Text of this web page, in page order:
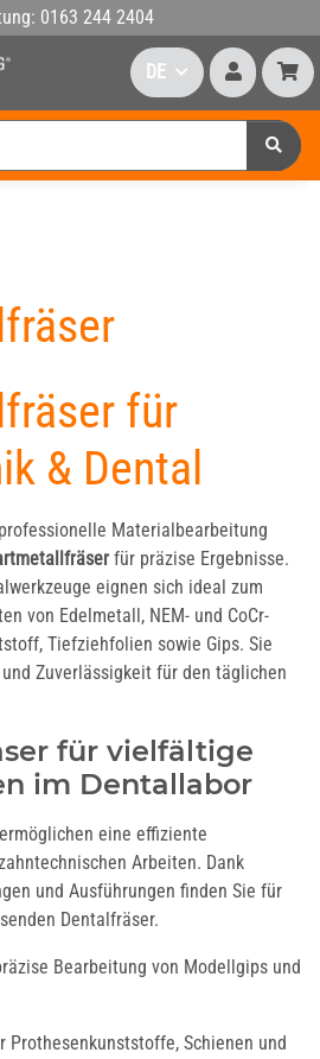
0163 244 2404
DE
für
& Dental
Materialbearbeitung
für präzise Ergebnisse.
eignen sich ideal zum
von Edelmetall, NEM- und CoCr-
Tiefziehfolien sowie Gips. Sie
Zuverlässigkeit für den täglichen
für vielfältige
im Dentallabor
eine effiziente
Arbeiten. Dank
und Ausführungen finden Sie für
Dentalfräser.
Bearbeitung von Modellgips und
Prothesenkunststoffe, Schienen und